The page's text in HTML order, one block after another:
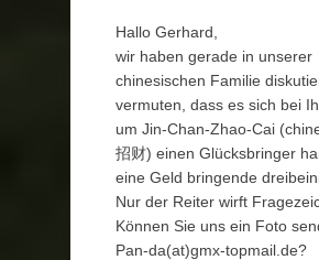
Hallo Gerhard,
wir haben gerade in unserer
chinesischen Familie
vermuten, dass es sich bei
um Jin-Chan-Zhao-Cai
招财) einen Glücksbringer
eine Geld bringende
Nur der Reiter wirft
Können Sie uns ein Foto
Pan-da(at)gmx-topmail.de?